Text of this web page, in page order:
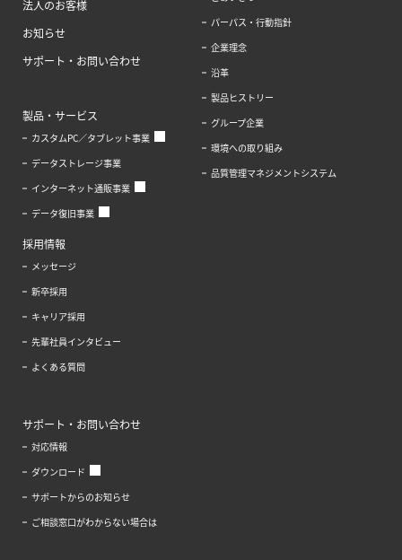
法人のお客様
お知らせ
サポート・お問い合わせ
製品・サービス
カスタムPC／タブレット事業
データストレージ事業
インターネット通販事業
データ復旧事業
パーパス・行動指針
企業理念
沿革
製品ヒストリー
グループ企業
環境への取り組み
品質管理マネジメントシステム
採用情報
メッセージ
新卒採用
キャリア採用
先輩社員インタビュー
よくある質問
サポート・お問い合わせ
対応情報
ダウンロード
サポートからのお知らせ
ご相談窓口がわからない場合は